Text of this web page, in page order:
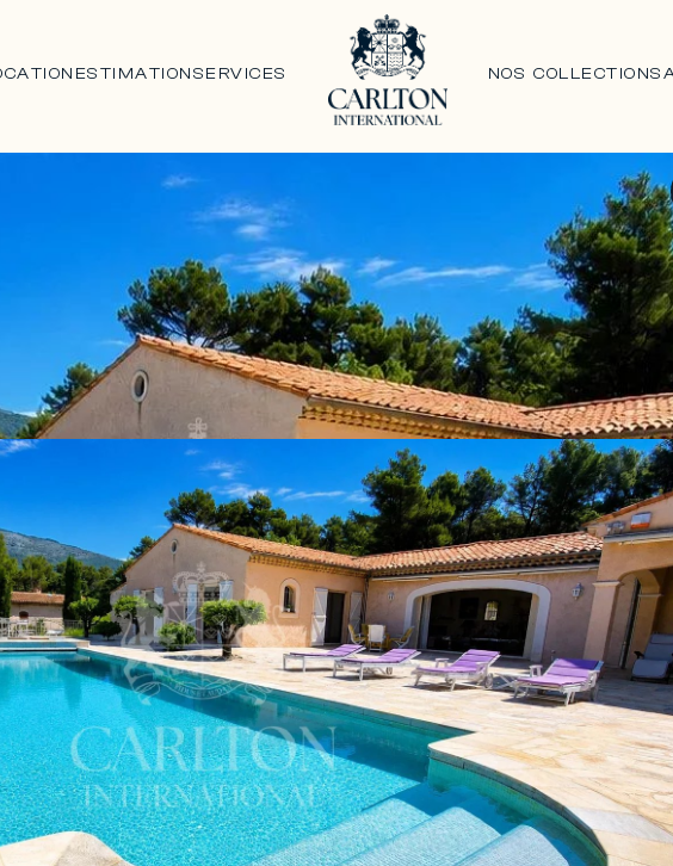
ESTIMATIONSERVICES NOS COLLECTIONS